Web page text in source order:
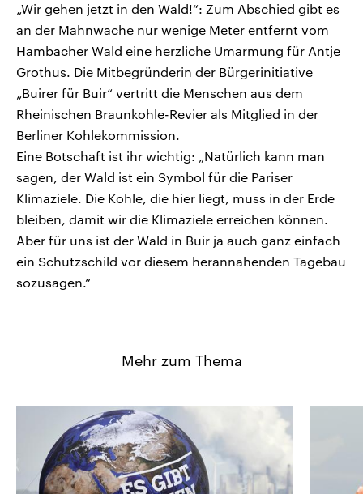
„Wir gehen jetzt in den Wald!“: Zum Abschied gibt es
an der Mahnwache nur wenige Meter entfernt vom
Hambacher Wald eine herzliche Umarmung für Antje
Grothus. Die Mitbegründerin der Bürgerinitiative
„Buirer für Buir“ vertritt die Menschen aus dem
Rheinischen Braunkohle-Revier als Mitglied in der
Berliner Kohlekommission.
Eine Botschaft ist ihr wichtig: „Natürlich kann man
sagen, der Wald ist ein Symbol für die Pariser
Klimaziele. Die Kohle, die hier liegt, muss in der Erde
bleiben, damit wir die Klimaziele erreichen können.
Aber für uns ist der Wald in Buir ja auch ganz einfach
ein Schutzschild vor diesem herannahenden Tagebau
sozusagen.“
Mehr zum Thema